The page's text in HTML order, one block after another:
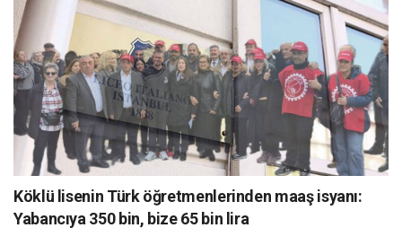
Köklü lisenin Türk öğretmenlerinden maaş isyanı:
Yabancıya 350 bin, bize 65 bin lira